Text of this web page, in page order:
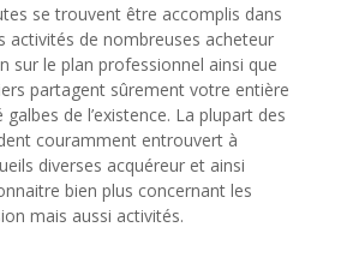
se trouvent être accomplis dans
activités de nombreuses acheteur
sur le plan professionnel ainsi que
partagent sûrement votre entière
galbes de l’existence. La plupart des
couramment entrouvert à
diverses acquéreur et ainsi
bien plus concernant les
mais aussi activités.